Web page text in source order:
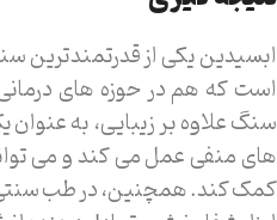
ابسیدین یکی از
است که هم در حوزه های
سنگ علاوه بر زیبایی، به
های منفی عمل می کند و می
کمک کند. همچنین، در طب